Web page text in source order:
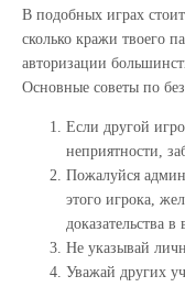
В подобных играх стоит
сколько кражи твоего
авторизации
Основные советы по
Если другой
неприятности,
Пожалуйся
этого игрока,
доказательства
Не указывай
Уважай других